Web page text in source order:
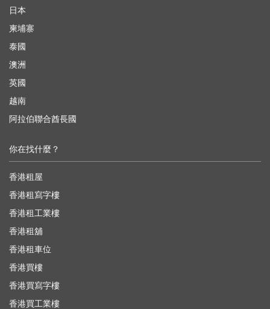
日本
柬埔寨
泰國
澳洲
英國
越南
阿拉伯聯合酋長國
你在找什麼？
香港租屋
香港租寫字樓
香港租工業樓
香港租舖
香港租車位
香港買樓
香港買寫字樓
香港買工業樓